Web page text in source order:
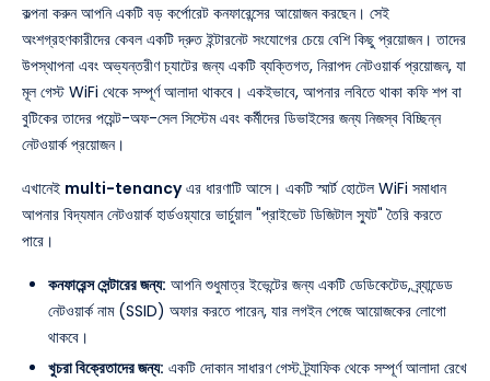
কল্পনা করুন আপনি একটি বড় কর্পোরেট কনফারেন্সের আয়োজন করছেন। সেই
অংশগ্রহণকারীদের কেবল একটি দ্রুত ইন্টারনেট সংযোগের চেয়ে বেশি কিছু প্রয়োজন। তাদের
উপস্থাপনা এবং অভ্যন্তরীণ চ্যাটের জন্য একটি ব্যক্তিগত, নিরাপদ নেটওয়ার্ক প্রয়োজন, যা
মূল গেস্ট WiFi থেকে সম্পূর্ণ আলাদা থাকবে। একইভাবে, আপনার লবিতে থাকা কফি শপ বা
বুটিকের তাদের পয়েন্ট-অফ-সেল সিস্টেম এবং কর্মীদের ডিভাইসের জন্য নিজস্ব বিচ্ছিন্ন
নেটওয়ার্ক প্রয়োজন।
এখানেই multi-tenancyএর ধারণাটি আসে। একটি স্মার্ট হোটেল WiFi সমাধান
আপনার বিদ্যমান নেটওয়ার্ক হার্ডওয়্যারে ভার্চুয়াল "প্রাইভেট ডিজিটাল স্যুট" তৈরি করতে
পারে।
কনফারেন্স সেন্টারের জন্য: আপনি শুধুমাত্র ইভেন্টের জন্য একটি ডেডিকেটেড, ব্র্যান্ডেড
নেটওয়ার্ক নাম (SSID) অফার করতে পারেন, যার লগইন পেজে আয়োজকের লোগো
থাকবে।
খুচরা বিক্রেতাদের জন্য: একটি দোকান সাধারণ গেস্ট ট্র্যাফিক থেকে সম্পূর্ণ আলাদা রেখে